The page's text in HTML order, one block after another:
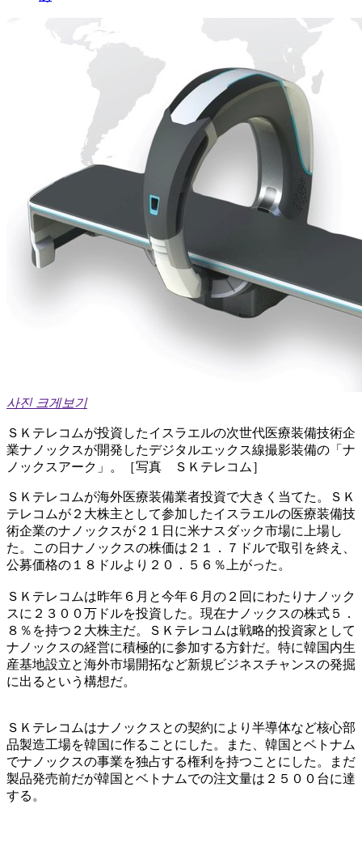
사진 크게보기
ＳＫテレコムが投資したイスラエルの次世代医療装備技術企
業ナノックスが開発したデジタルエックス線撮影装備の「ナ
ノックスアーク」。［写真 ＳＫテレコム］
ＳＫテレコムが海外医療装備業者投資で大きく当てた。ＳＫ
テレコムが２大株主として参加したイスラエルの医療装備技
術企業のナノックスが２１日に米ナスダック市場に上場し
た。この日ナノックスの株価は２１．７ドルで取引を終え、
公募価格の１８ドルより２０．５６％上がった。
ＳＫテレコムは昨年６月と今年６月の２回にわたりナノック
スに２３００万ドルを投資した。現在ナノックスの株式５．
８％を持つ２大株主だ。ＳＫテレコムは戦略的投資家として
ナノックスの経営に積極的に参加する方針だ。特に韓国内生
産基地設立と海外市場開拓など新規ビジネスチャンスの発掘
に出るという構想だ。
ＳＫテレコムはナノックスとの契約により半導体など核心部
品製造工場を韓国に作ることにした。また、韓国とベトナム
でナノックスの事業を独占する権利を持つことにした。まだ
製品発売前だが韓国とベトナムでの注文量は２５００台に達
する。